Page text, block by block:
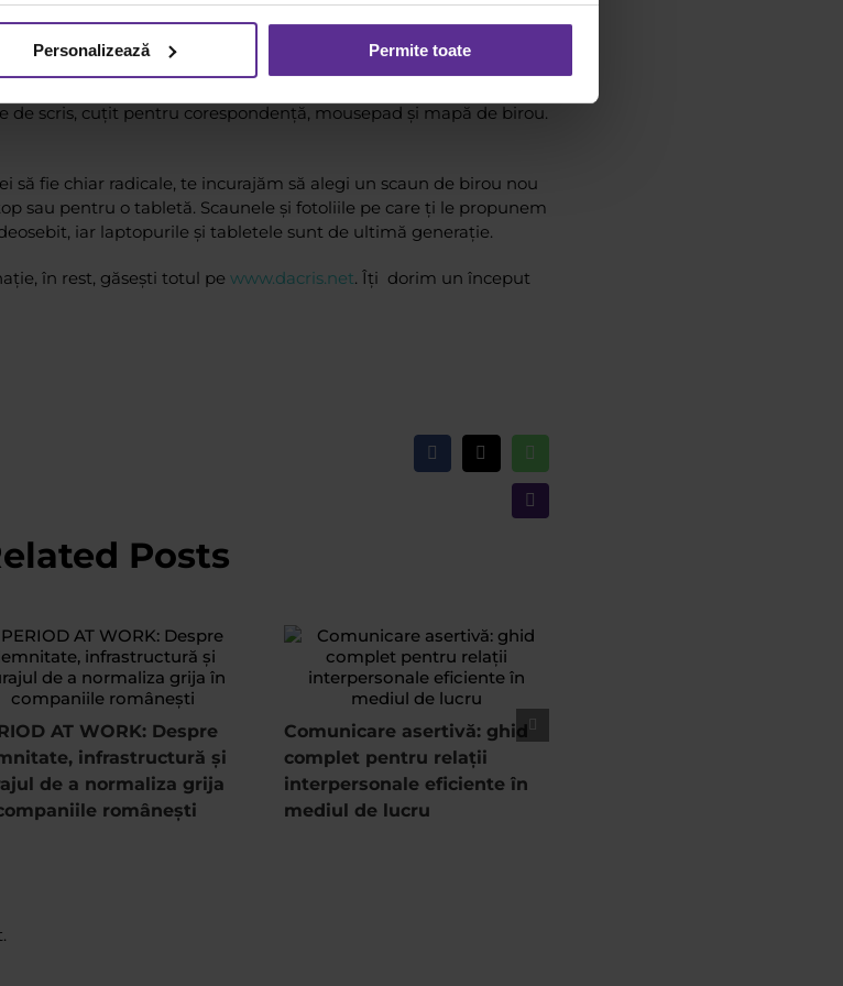
Personalizează Permite toate
sau genți smart, toate de o calitate excepțională te
scris, cuțit pentru corespondență, mousepad și mapă de birou.
să fie chiar radicale, te incurajăm să alegi un scaun de birou nou
sau pentru o tabletă. Scaunele și fotoliile pe care ți le propunem
iar laptopurile și tabletele sunt de ultimă generație.
în rest, găsești totul pe www.dacris.net. Îți dorim un început
Facebook
X WhatsApp
Email
Posts
AT WORK: Despre
infrastructură și
de a normaliza grija
românești
Comunicare asertivă: ghid
complet pentru relații
interpersonale eficiente în
mediul de lucru